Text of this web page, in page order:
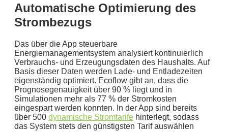
NORDDEUTSCH.
Sie erhalten einen Anruf von uns innerhalb von
Stunden.
Getreu unser Markenpersönlichkeit
behandeln wir Ihr Anliegen von der ersten Minute an
mit den altbewährtennorddeutschenkaufmännischen
Tugenden.
Aus der Region, für die Region. Daher arbeiten wir
nur mit regionalen Partnern und exklusiv für unsere
Kunden in Schleswig-Holstein.
Automatische Optimierung des
Strombezugs
Das über die App steuerbare
Energiemanagementsystem analysiert kontinuierlich
Verbrauchs- und Erzeugungsdaten des Haushalts. Auf
Basis dieser Daten werden Lade- und Entladezeiten
eigenständig optimiert. Ecoflow gibt an, dass die
Prognosegenauigkeit über 90 % liegt und in
Simulationen mehr als 77 % der Stromkosten
eingespart werden konnten. In der App sind bereits
über 500 dynamische Stromtarife hinterlegt, sodass
das System stets den günstigsten Tarif auswählen